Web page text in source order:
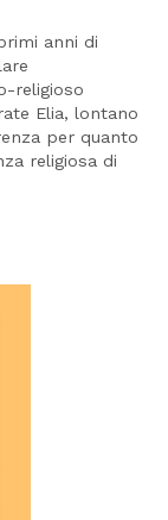
anni di
religioso
Elia, lontano
per quanto
religiosa di